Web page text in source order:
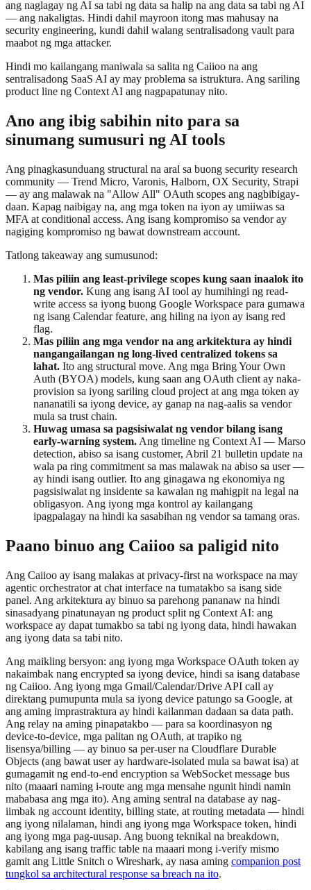
ang naglagay ng AI sa tabi ng data sa halip na ang data sa tabi ng AI
— ang nakaligtas. Hindi dahil mayroon itong mas mahusay na
security engineering, kundi dahil walang sentralisadong vault para
maabot ng mga attacker.
Hindi mo kailangang maniwala sa salita ng Caiioo na ang
sentralisadong SaaS AI ay may problema sa istruktura. Ang sariling
product line ng Context AI ang nagpapatunay nito.
Ano ang ibig sabihin nito para sa
sinumang sumusuri ng AI tools
Ang pinagkasunduang structural na aral sa buong security research
community — Trend Micro, Varonis, Halborn, OX Security, Strapi
— ay ang malawak na "Allow All" OAuth scopes ang nagbibigay-
daan. Kapag naibigay na, ang mga token na iyon ay umiiwas sa
MFA at conditional access. Ang isang kompromiso sa vendor ay
nagiging kompromiso ng bawat downstream account.
Tatlong takeaway ang sumusunod:
Mas piliin ang least-privilege scopes kung saan inaalok ito
ng vendor. Kung ang isang AI tool ay humihingi ng read-
write access sa iyong buong Google Workspace para gumawa
ng isang Calendar feature, ang hiling na iyon ay isang red
flag.
Mas piliin ang mga vendor na ang arkitektura ay hindi
nangangailangan ng long-lived centralized tokens sa
lahat. Ito ang structural move. Ang mga Bring Your Own
Auth (BYOA) models, kung saan ang OAuth client ay naka-
provision sa iyong sariling cloud project at ang mga token ay
nananatili sa iyong device, ay ganap na nag-aalis sa vendor
mula sa trust chain.
Huwag umasa sa pagsisiwalat ng vendor bilang isang
early-warning system. Ang timeline ng Context AI — Marso
detection, abiso sa isang customer, Abril 21 bulletin update na
wala pa ring commitment sa mas malawak na abiso sa user —
ay hindi isang outlier. Ito ang ginagawa ng ekonomiya ng
pagsisiwalat ng insidente sa kawalan ng mahigpit na legal na
obligasyon. Ang iyong mga kontrol ay kailangang
ipagpalagay na hindi ka sasabihan ng vendor sa tamang oras.
Paano binuo ang Caiioo sa paligid nito
Ang Caiioo ay isang malakas at privacy-first na workspace na may
agentic orchestrator at chat interface na tumatakbo sa isang side
panel. Ang arkitektura ay binuo sa parehong pananaw na hindi
sinasadyang pinatunayan ng product split ng Context AI: ang
workspace ay dapat tumakbo sa tabi ng iyong data, hindi hawakan
ang iyong data sa tabi nito.
Ang maikling bersyon: ang iyong mga Workspace OAuth token ay
nakaimbak nang encrypted sa iyong device, hindi sa isang database
ng Caiioo. Ang iyong mga Gmail/Calendar/Drive API call ay
direktang pumupunta mula sa iyong device patungo sa Google, at
ang aming imprastraktura ay hindi kailanman dadaan sa data path.
Ang relay na aming pinapatakbo — para sa koordinasyon ng
device-to-device, mga palitan ng OAuth, at trapiko ng
lisensya/billing — ay binuo sa per-user na Cloudflare Durable
Objects (ang bawat user ay hardware-isolated mula sa bawat isa) at
gumagamit ng end-to-end encryption sa WebSocket message bus
nito (maaari naming i-route ang mga mensahe ngunit hindi namin
mababasa ang mga ito). Ang aming sentral na database ay nag-
iimbak ng account identity, billing state, at routing metadata — hindi
ang iyong nilalaman, hindi ang iyong mga Workspace token, hindi
ang iyong mga pag-uusap. Ang buong teknikal na breakdown,
kabilang ang isang traffic table na maaari mong i-verify mismo
gamit ang Little Snitch o Wireshark, ay nasa aming companion post
tungkol sa architectural response sa breach na ito.